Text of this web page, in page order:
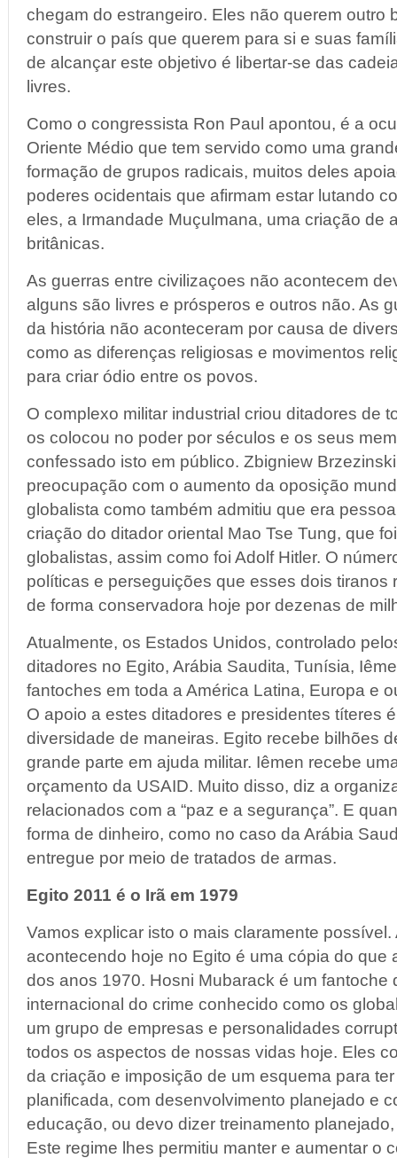
chegam do estrangeiro. Eles não querem outro
construir o país que querem para si e suas
de alcançar este objetivo é libertar-se das
livres.
Como o congressista Ron Paul apontou, é a
Oriente Médio que tem servido como uma
formação de grupos radicais, muitos deles
poderes ocidentais que afirmam estar lutando
eles, a Irmandade Muçulmana, uma criação de
britânicas.
As guerras entre civilizaçoes não acontecem
alguns são livres e prósperos e outros não. As
da história não aconteceram por causa de
como as diferenças religiosas e movimentos
para criar ódio entre os povos.
O complexo militar industrial criou ditadores de
os colocou no poder por séculos e os seus
confessado isto em público. Zbigniew
preocupação com o aumento da oposição
globalista como também admitiu que era
criação do ditador oriental Mao Tse Tung, que
globalistas, assim como foi Adolf Hitler. O
políticas e perseguições que esses dois tiranos
de forma conservadora hoje por dezenas de
Atualmente, os Estados Unidos, controlado
ditadores no Egito, Arábia Saudita, Tunísia,
fantoches em toda a América Latina, Europa e
O apoio a estes ditadores e presidentes títeres
diversidade de maneiras. Egito recebe bilhões
grande parte em ajuda militar. Iêmen recebe
orçamento da USAID. Muito disso, diz a
relacionados com a “paz e a segurança”. E
forma de dinheiro, como no caso da Arábia
entregue por meio de tratados de armas.
Egito 2011 é o Irã em 1979
Vamos explicar isto o mais claramente
acontecendo hoje no Egito é uma cópia do que
dos anos 1970. Hosni Mubarack é um fantoche
internacional do crime conhecido como os
um grupo de empresas e personalidades
todos os aspectos de nossas vidas hoje. Eles
da criação e imposição de um esquema para
planificada, com desenvolvimento planejado e
educação, ou devo dizer treinamento
Este regime lhes permitiu manter e aumentar o